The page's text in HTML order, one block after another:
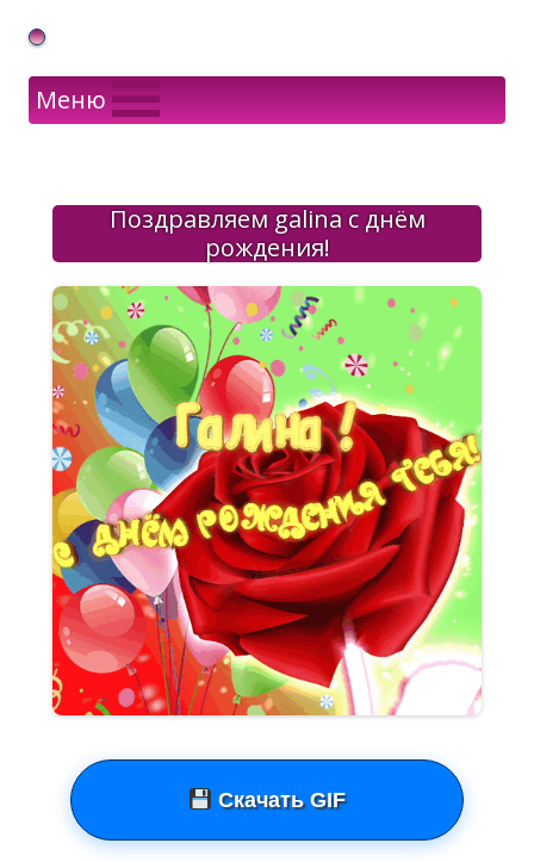
Gif Открытки в подарок
Меню
Поздравляем galina с днём
рождения!
Скачать GIF